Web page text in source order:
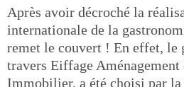
Après avoir décroché la
internationale de la
remet le couvert ! En effet, le
travers Eiffage
Immobilier, a été choisi par